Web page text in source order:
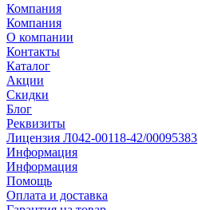
Компания
Компания
О компании
Контакты
Каталог
Акции
Скидки
Блог
Реквизиты
Лицензия Л042-00118-42/00095383
Информация
Информация
Помощь
Оплата и доставка